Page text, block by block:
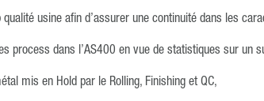
usine afin d’assurer une continuité dans les
process dans l’AS400 en vue de statistiques sur un
mis en Hold par le Rolling, Finishing et QC,